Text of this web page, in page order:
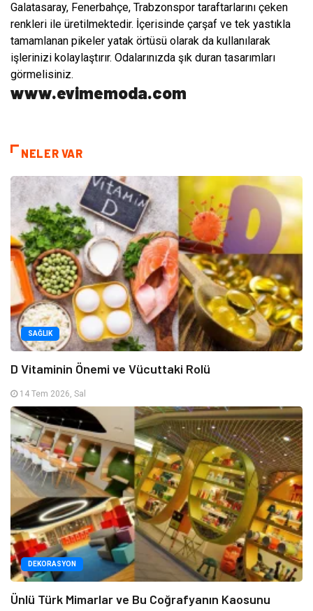
Galatasaray, Fenerbahçe, Trabzonspor taraftarlarını çeken
renkleri ile üretilmektedir. İçerisinde çarşaf ve tek yastıkla
tamamlanan pikeler yatak örtüsü olarak da kullanılarak
işlerinizi kolaylaştırır. Odalarınızda şık duran tasarımları
görmelisiniz.
www.evimemoda.com
NELER VAR
SAĞLIK
D Vitaminin Önemi ve Vücuttaki Rolü
14 Tem 2026, Sal
DEKORASYON
Ünlü Türk Mimarlar ve Bu Coğrafyanın Kaosunu